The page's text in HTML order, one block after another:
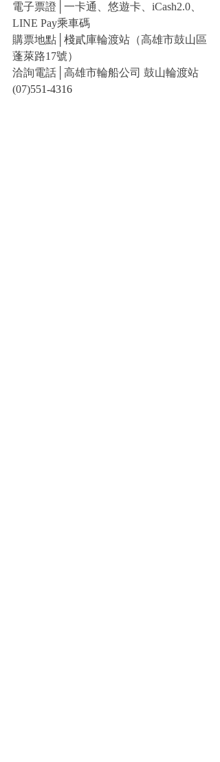
電子票證│一卡通、悠遊卡、iCash2.0、
LINE Pay乘車碼
購票地點│棧貳庫輪渡站（高雄市鼓山區
蓬萊路17號）
洽詢電話│高雄市輪船公司 鼓山輪渡站
(07)551-4316